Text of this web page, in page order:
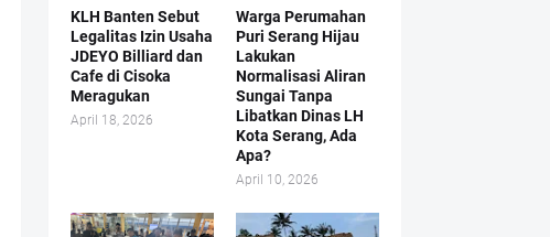
KLH Banten Sebut
Legalitas Izin Usaha
JDEYO Billiard dan
Cafe di Cisoka
Meragukan
April 18, 2026
Warga Perumahan
Puri Serang Hijau
Lakukan
Normalisasi Aliran
Sungai Tanpa
Libatkan Dinas LH
Kota Serang, Ada
Apa?
April 10, 2026